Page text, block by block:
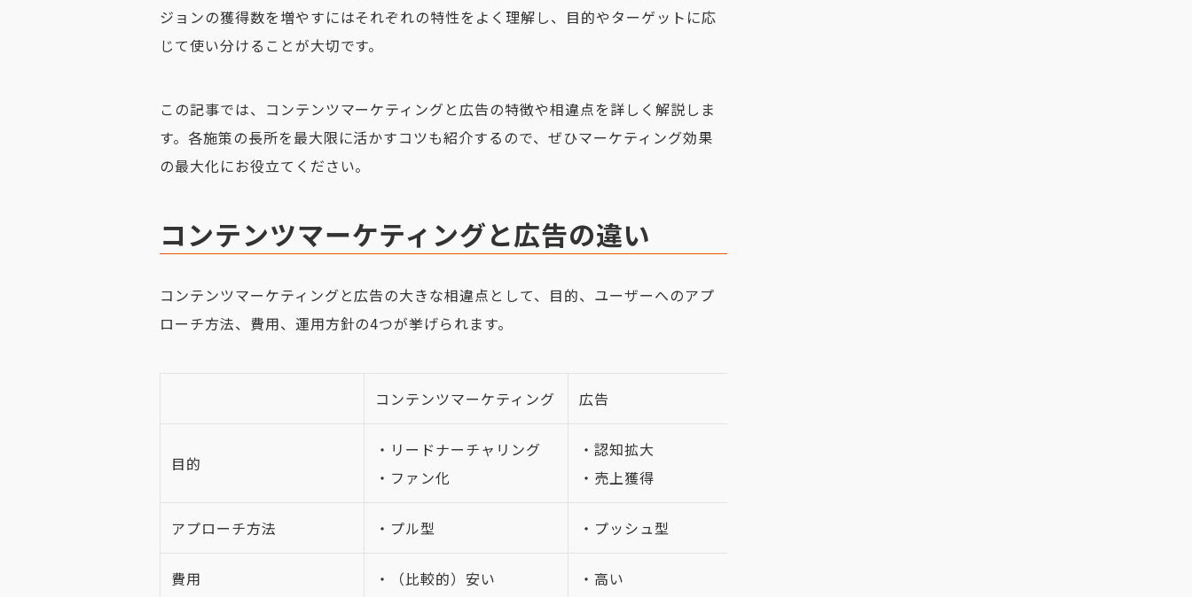
ジョンの獲得数を増やすにはそれぞれの特性をよく理解し、目的やターゲットに応
じて使い分けることが大切です。
この記事では、コンテンツマーケティングと広告の特徴や相違点を詳しく解説しま
す。各施策の長所を最大限に活かすコツも紹介するので、ぜひマーケティング効果
の最大化にお役立てください。
コンテンツマーケティングと広告の違い
コンテンツマーケティングと広告の大きな相違点として、目的、ユーザーへのアプ
ローチ方法、費用、運用方針の4つが挙げられます。
コンテンツマーケティング 広告
目的
・リードナーチャリング
・ファン化
・認知拡大
・売上獲得
アプローチ方法 ・プル型 ・プッシュ型
費用 ・（比較的）安い ・高い